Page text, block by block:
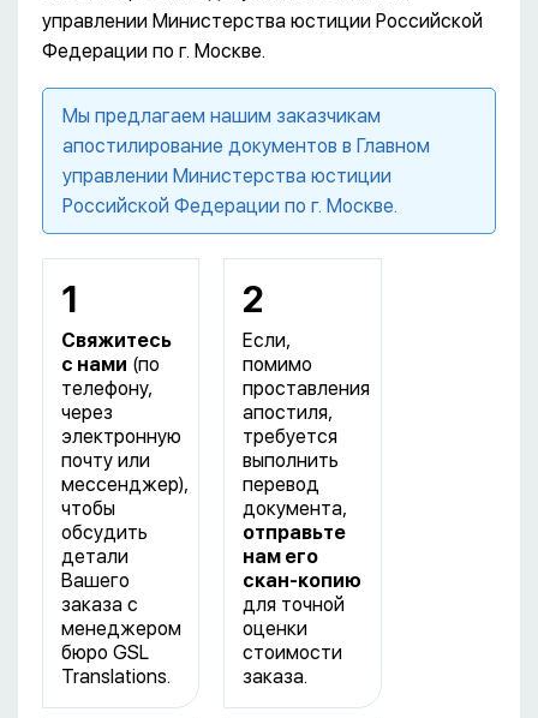
управлении Министерства юстиции Российской
Федерации по г. Москве.
Мы предлагаем нашим заказчикам
апостилирование документов в Главном
управлении Министерства юстиции
Российской Федерации по г. Москве.
1
Свяжитесь
с нами (по
телефону,
через
электронную
почту или
мессенджер),
чтобы
обсудить
детали
Вашего
заказа с
менеджером
бюро GSL
Translations.
2
Если,
помимо
проставления
апостиля,
требуется
выполнить
перевод
документа,
отправьте
нам его
скан-копию
для точной
оценки
стоимости
заказа.